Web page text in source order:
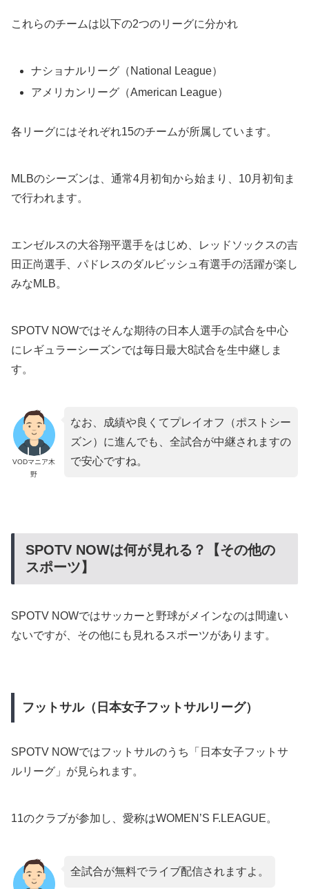
これらのチームは以下の2つのリーグに分かれ
ナショナルリーグ（National League）
アメリカンリーグ（American League）
各リーグにはそれぞれ15のチームが所属しています。
MLBのシーズンは、通常4月初旬から始まり、10月初旬ま
で行われます。
エンゼルスの大谷翔平選手をはじめ、レッドソックスの吉
田正尚選手、パドレスのダルビッシュ有選手の活躍が楽し
みなMLB。
SPOTV NOWではそんな期待の日本人選手の試合を中心
にレギュラーシーズンでは毎日最大8試合を生中継しま
す。
VODマニア木
野
なお、成績や良くてプレイオフ（ポストシー
ズン）に進んでも、全試合が中継されますの
で安心ですね。
SPOTV NOWは何が見れる？【その他の
スポーツ】
SPOTV NOWではサッカーと野球がメインなのは間違い
ないですが、その他にも見れるスポーツがあります。
フットサル（日本女子フットサルリーグ）
SPOTV NOWではフットサルのうち「日本女子フットサ
ルリーグ」が見られます。
11のクラブが参加し、愛称はWOMEN’S F.LEAGUE。
全試合が無料でライブ配信されますよ。